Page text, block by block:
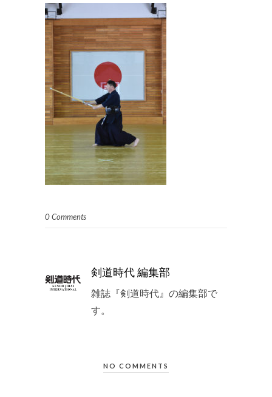
0 Comments
剣道時代 編集部
雑誌『剣道時代』の編集部で
す。
NO COMMENTS